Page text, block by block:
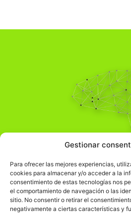
Gestionar
Para ofrecer las mejores experiencias,
cookies para almacenar y/o acceder a la
consentimiento de estas tecnologías nos
el comportamiento de navegación o las
sitio. No consentir o retirar el
negativamente a ciertas características y
Pensamiento
Comprender el mundo
Información